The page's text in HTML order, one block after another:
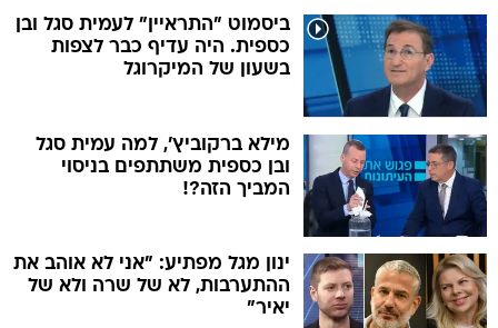
ביסמוט "התראיין" לעמית סגל ובן
כספית. היה עדיף כבר לצפות
בשעון של המיקרוגל
מילא ברקוביץ', למה עמית סגל
ובן כספית משתתפים בניסוי
המביך הזה?!
ינון מגל מפתיע: "אני לא אוהב את
ההתערבות, לא של שרה ולא של
יאיר"